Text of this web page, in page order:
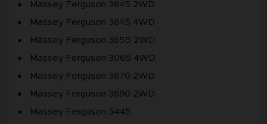
Massey Ferguson 3645 2WD
Massey Ferguson 3645 4WD
Massey Ferguson 3655 2WD
Massey Ferguson 3065 4WD
Massey Ferguson 3670 2WD
Massey Ferguson 3690 2WD
Massey Ferguson 5445